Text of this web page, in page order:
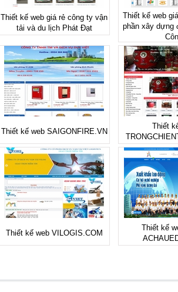
Thiết kế web giá rẻ công ty vận
tải và du lịch Phát Đạt
Thiết kế web
phần xây dựng
Thiết kế web SAIGONFIRE.VN
Thiết
Thiết kế web VILOGIS.COM
Thiết kế